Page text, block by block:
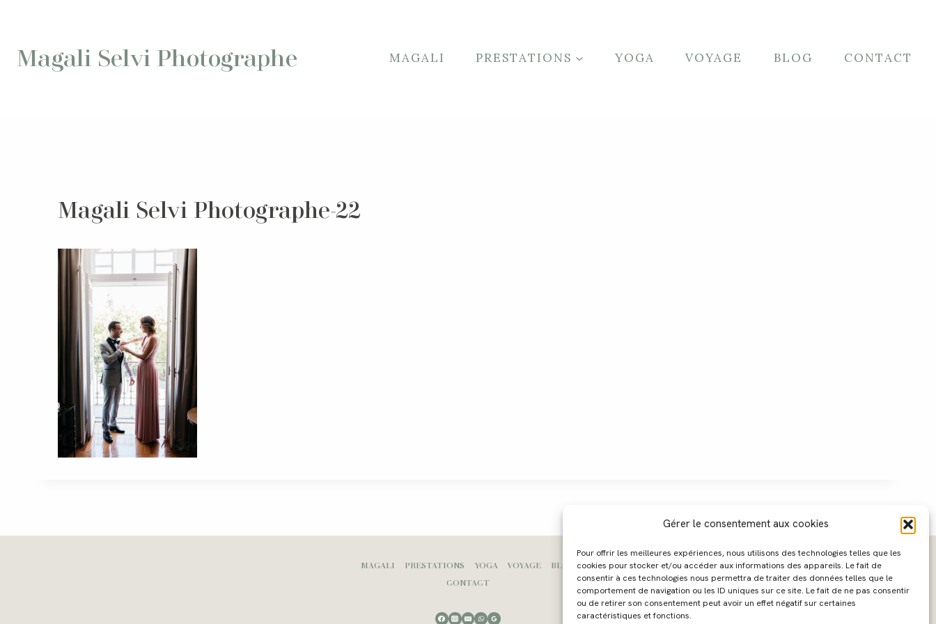
Gérer le consentement aux cookies
Pour offrir les meilleures expériences, nous utilisons des technologies telles que les
cookies pour stocker et/ou accéder aux informations des appareils. Le fait de
consentir à ces technologies nous permettra de traiter des données telles que le
comportement de navigation ou les ID uniques sur ce site. Le fait de ne pas consentir
ou de retirer son consentement peut avoir un effet négatif sur certaines
caractéristiques et fonctions.
Magali Selvi Photographe MAGALI PRESTATIONS YOGA VOYAGE BLOG CONTACT
Magali Selvi Photographe-22
MAGALI PRESTATIONS YOGA VOYAGE
BLOG
CONTACT